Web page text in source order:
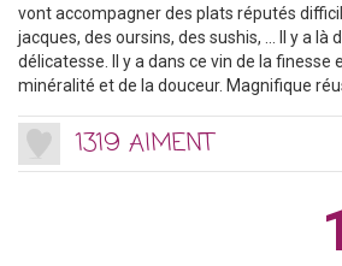
vont accompagner des plats réputés
jacques, des oursins, des sushis, ... Il y a là
délicatesse. Il y a dans ce vin de la finesse
minéralité et de la douceur. Magnifique
1319 AIMENT